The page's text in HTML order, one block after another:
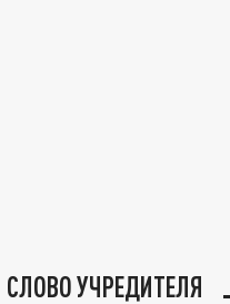
СЛОВО УЧРЕДИТЕЛЯ